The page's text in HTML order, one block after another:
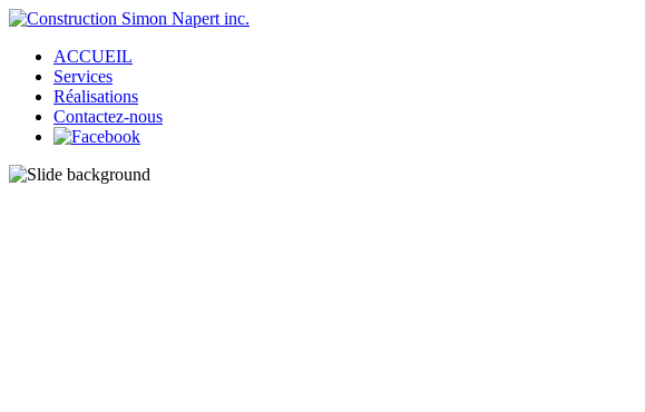
ACCUEIL
Services
Réalisations
Contactez-nous